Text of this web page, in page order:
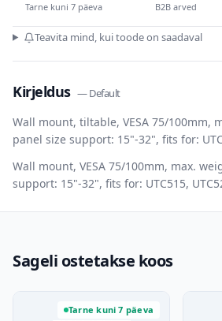
Tarne kuni 7 päeva B2B arved
Teavita mind, kui toode on saadaval
Kirjeldus —Default
Wall mount, tiltable, VESA 75/100mm,
panel size support: 15"-32", fits for:
Wall mount, VESA 75/100mm, max.
support: 15"-32", fits for: UTC515,
Sageli ostetakse koos
Tarne kuni 7 päeva